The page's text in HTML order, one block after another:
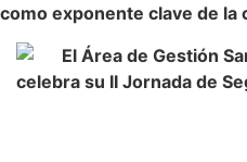
como exponente clave de la